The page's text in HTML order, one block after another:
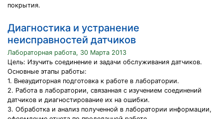
покрытия.
Диагностика и устранение
неисправностей датчиков
Лабораторная работа, 30 Марта 2013
Цель: Изучить соединение и задачи обслуживания датчиков.
Основные этапы работы:
1. Внеаудиторная подготовка к работе в лаборатории.
2. Работа в лаборатории, связанная с изучением соединений
датчиков и диагностирование их на ошибки.
3. Обработка и анализ полученной в лаборатории информации,